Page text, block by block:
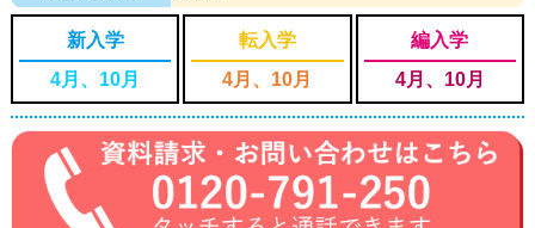
新入学
4月、10月
転入学
4月、10月
編入学
4月、10月